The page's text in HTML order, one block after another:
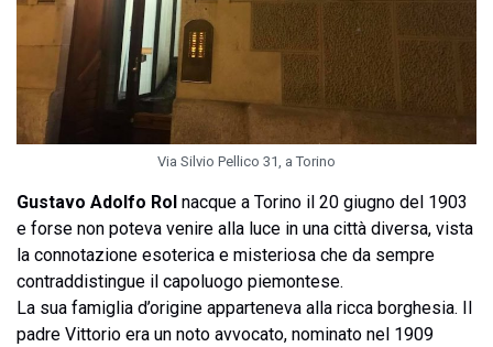
Via Silvio Pellico 31, a Torino
Gustavo Adolfo Rol nacque a Torino il 20 giugno del 1903
e forse non poteva venire alla luce in una città diversa, vista
la connotazione esoterica e misteriosa che da sempre
contraddistingue il capoluogo piemontese.
La sua famiglia d’origine apparteneva alla ricca borghesia. Il
padre Vittorio era un noto avvocato, nominato nel 1909